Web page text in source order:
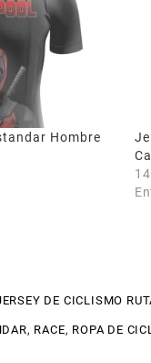
Hombre
DE CICLISMO
, RACE, ROPA DE